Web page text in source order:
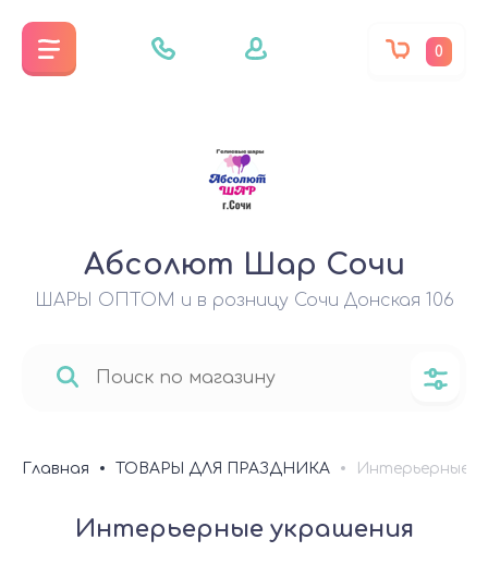
Абсолют Шар Сочи
ШАРЫ ОПТОМ и в розницу Сочи Донская 106
0
Главная ТОВАРЫ ДЛЯ ПРАЗДНИКА Интерьерные
Интерьерные украшения